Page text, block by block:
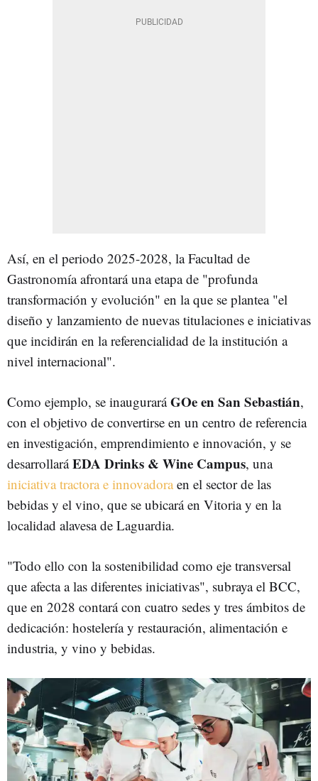
Así, en el periodo 2025-2028, la Facultad de
Gastronomía afrontará una etapa de "profunda
transformación y evolución" en la que se plantea "el
diseño y lanzamiento de nuevas titulaciones e iniciativas
que incidirán en la referencialidad de la institución a
nivel internacional".
Como ejemplo, se inauguraráGOe en San Sebastián,
con el objetivo de convertirse en un centro de referencia
en investigación, emprendimiento e innovación, y se
desarrollaráEDA Drinks & Wine Campus, una
iniciativa tractora e innovadoraen el sector de las
bebidas y el vino, que se ubicará en Vitoria y en la
localidad alavesa de Laguardia.
"Todo ello con la sostenibilidad como eje transversal
que afecta a las diferentes iniciativas", subraya el BCC,
que en 2028 contará con cuatro sedes y tres ámbitos de
dedicación: hostelería y restauración, alimentación e
industria, y vino y bebidas.